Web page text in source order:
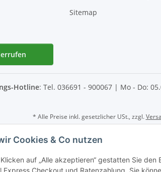
Cookies & Co nutzen
auf „Alle akzeptieren“ gestatten Sie
Sitemap
Hotline: Tel. 036691 - 900067 | Mo - Do:
* Alle Preise inkl. gesetzlicher USt., zzgl.